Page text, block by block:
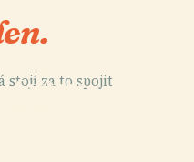
stojí za to spojit
Světové